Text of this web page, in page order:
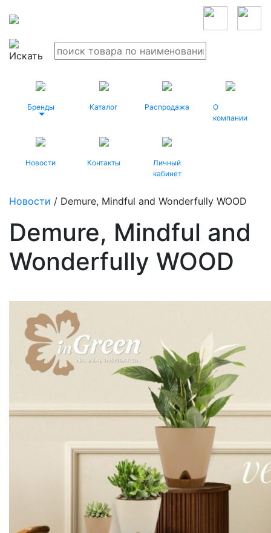
Бренды Каталог Распродажа
О
компании
Новости Контакты
Личный
кабинет
Новости / Demure, Mindful and Wonderfully WOOD
Demure, Mindful and
Wonderfully WOOD